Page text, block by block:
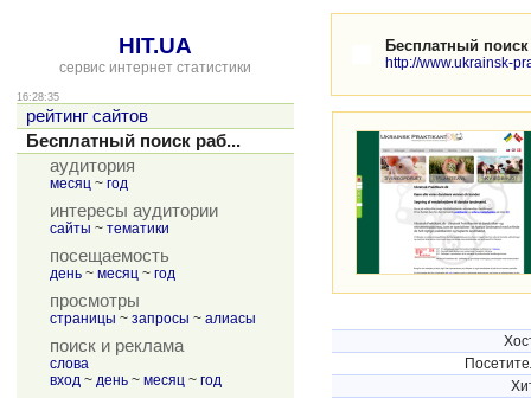
HIT.UA
сервис интернет статистики
16:28:35
рейтинг сайтов
Бесплатный поиск раб...
аудитория
месяц ~ год
интересы аудитории
сайты ~ тематики
посещаемость
день ~ месяц ~ год
просмотры
страницы ~ запросы ~ алиасы
поиск и реклама
слова
вход ~ день ~ месяц ~ год
Бесплатный
http://www.ukrainsk-